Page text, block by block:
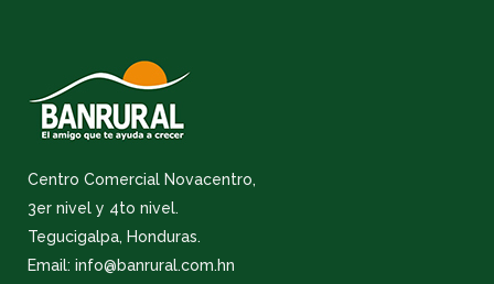
Centro Comercial Novacentro,
3er nivel y 4to nivel.
Tegucigalpa, Honduras.
Email: info@banrural.com.hn